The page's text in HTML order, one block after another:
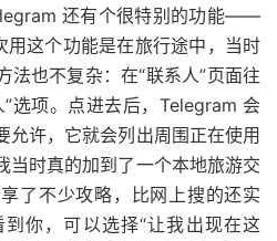
还有个很特别的功能——
用这个功能是在旅行途中，当时
法也不复杂：在“联系人”页面往
选项。点进去后，Telegram 会
允许，它就会列出周围正在使用
当时真的加到了一个本地旅游交
了不少攻略，比网上搜的还实
你，可以选择“让我出现在这